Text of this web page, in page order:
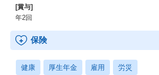
[賞与]
年2回
保険
健康 厚生年金 雇用 労災